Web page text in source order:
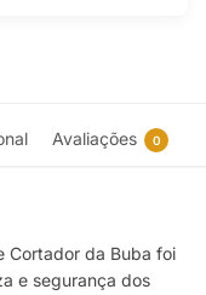
Avaliações 0
Cortador da Buba foi
e segurança dos